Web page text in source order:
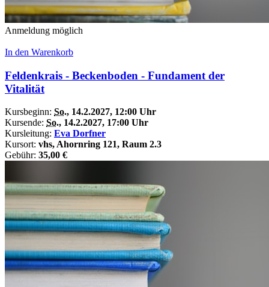
Anmeldung möglich
In den Warenkorb
Feldenkrais - Beckenboden - Fundament der
Vitalität
Kursbeginn: So., 14.2.2027, 12:00 Uhr
Kursende: So., 14.2.2027, 17:00 Uhr
Kursleitung: Eva Dorfner
Kursort: vhs, Ahornring 121, Raum 2.3
Gebühr: 35,00 €